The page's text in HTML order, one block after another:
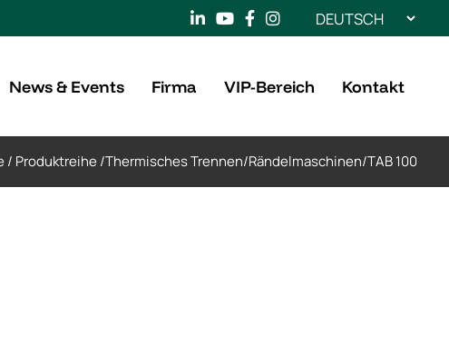
Sprache
auswählen
News & Events Firma VIP-Bereich Kontakt
/ Produktreihe /Thermisches Trennen/Rändelmaschinen/TAB 100